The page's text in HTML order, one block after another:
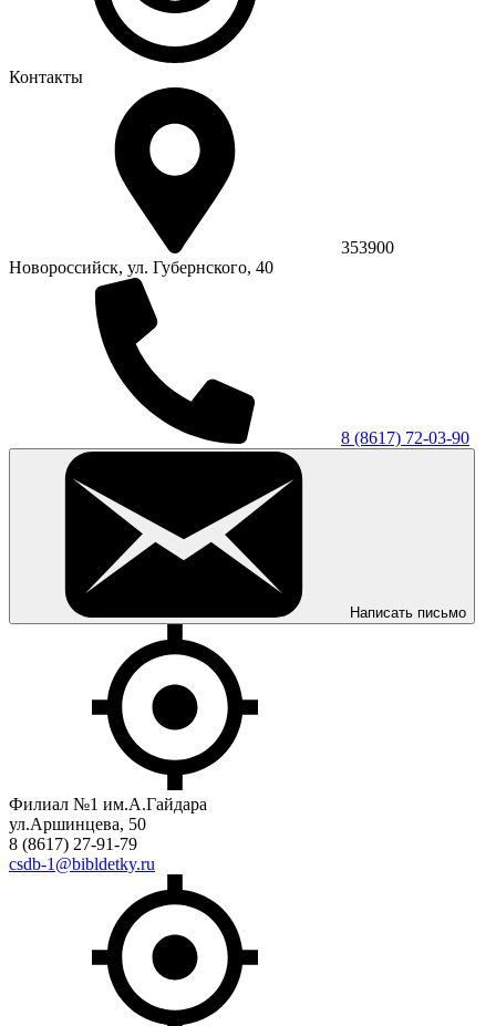
Контакты
353900
Новороссийск, ул. Губернского, 40
8 (8617) 72-03-90
Написать письмо
Филиал №1 им.А.Гайдара
ул.Аршинцева, 50
8 (8617) 27-91-79
csdb-1@bibldetky.ru